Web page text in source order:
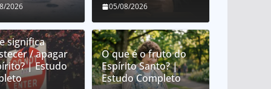
2026 05/08/2026
significa
/ apagar
| Estudo
O que é o fruto do
Espírito Santo? |
Estudo Completo